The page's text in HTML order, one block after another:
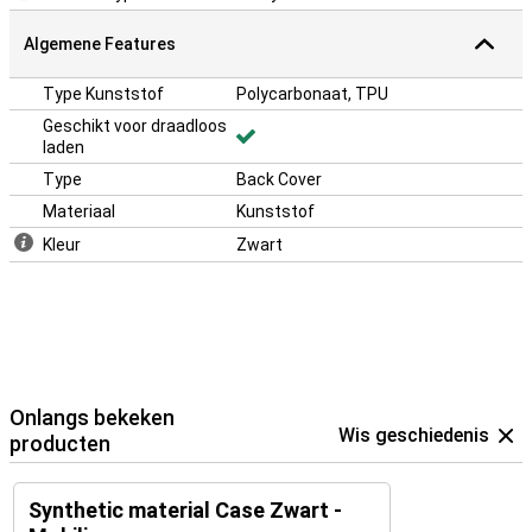
Algemene Features
Type Kunststof
Polycarbonaat, TPU
Geschikt voor draadloos
laden
Type
Back Cover
Materiaal
Kunststof
Kleur
Zwart
Onlangs bekeken
producten
Wis geschiedenis
Synthetic material Case Zwart -